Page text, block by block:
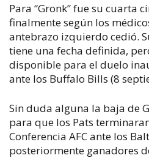
Para “Gronk” fue su cuarta
finalmente según los
antebrazo izquierdo cedió.
tiene una fecha definida,
disponible para el duelo
ante los Buffalo Bills (8
Sin duda alguna la baja de
para que los Pats
Conferencia AFC ante los
posteriormente ganadores